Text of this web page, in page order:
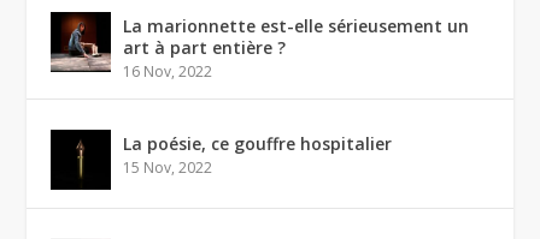
La marionnette est-elle sérieusement un
art à part entière ?
16 Nov, 2022
La poésie, ce gouffre hospitalier
15 Nov, 2022